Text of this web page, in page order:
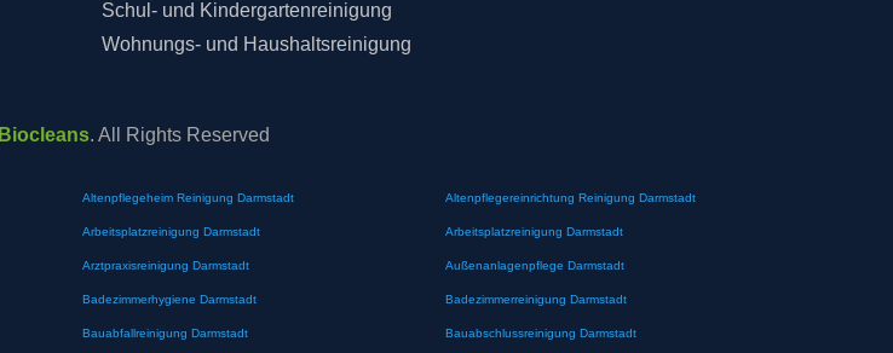
Schul- und Kindergartenreinigung
Wohnungs- und Haushaltsreinigung
Biocleans. All Rights Reserved
Altenpflegeheim Reinigung Darmstadt Altenpflegereinrichtung Reinigung Darmstadt
Arbeitsplatzreinigung Darmstadt Arbeitsplatzreinigung Darmstadt
Arztpraxisreinigung Darmstadt Außenanlagenpflege Darmstadt
Badezimmerhygiene Darmstadt Badezimmerreinigung Darmstadt
Bauabfallreinigung Darmstadt Bauabschlussreinigung Darmstadt